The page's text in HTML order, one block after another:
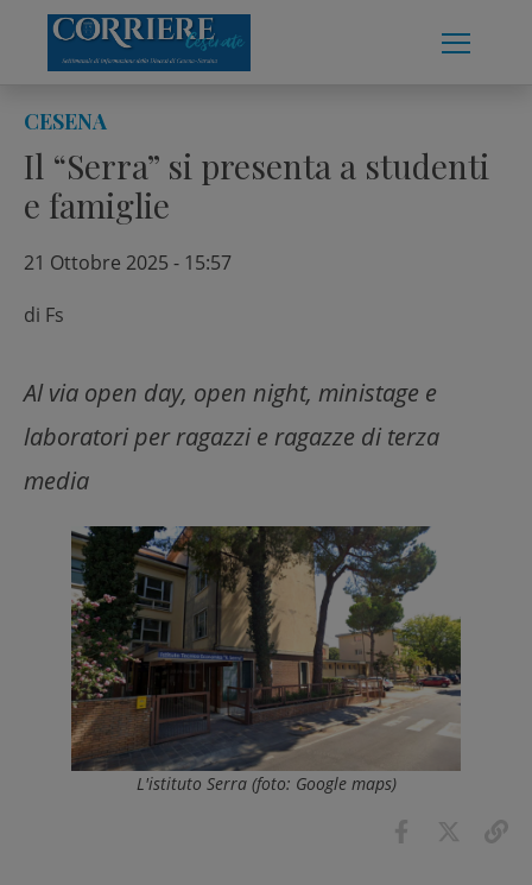
content
CESENA
Il “Serra” si presenta a studenti
e famiglie
21 Ottobre 2025 - 15:57
di Fs
Al via open day, open night, ministage e
laboratori per ragazzi e ragazze di terza
media
L'istituto Serra (foto: Google maps)